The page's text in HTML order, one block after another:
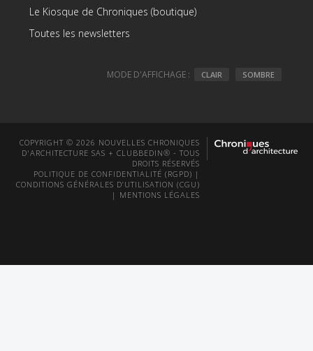
Le Kiosque de Chroniques (boutique)
Toutes les newsletters
MODE D'AFFICHAGE : CLAIR SOMBRE
COPYRIGHT © 2026 NOUVELLES CHRONIQUES
D'ARCHITECTURE SAS + CLUBBEDIN® - TOUS
DROITS RÉSERVÉS
POLITIQUE DE CONFIDENTIALITÉ (RGPD) |
CONDITIONS GÉNÉRALES D’UTILISATION (CGU)
| MENTIONS LÉGALES